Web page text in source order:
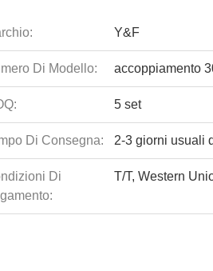
Y&F
Di Modello: accoppiamento
5 set
Di Consegna: 2-3 giorni usuali
Di
T/T, Western